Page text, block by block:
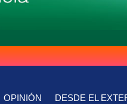
OPINIÓN DESDE EL